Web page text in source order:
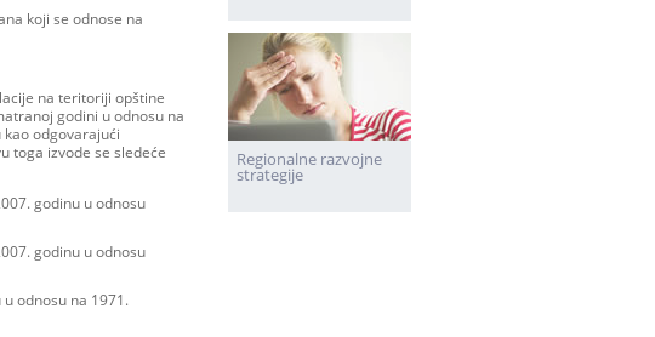
koji se odnose na
na teritoriji opštine
godini u odnosu na
odgovarajući
toga izvode se sledeće
godinu u odnosu
godinu u odnosu
odnosu na 1971.
Regionalne razvojne
strategije